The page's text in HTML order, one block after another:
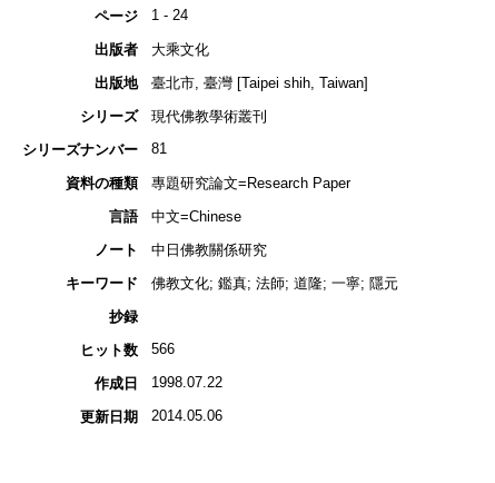
ページ 1 - 24
出版者
大乘文化
出版地
臺北市, 臺灣 [Taipei shih, Taiwan]
シリーズ
現代佛教學術叢刊
シリーズナンバー
81
資料の種類
專題研究論文=Research Paper
言語
中文=Chinese
ノート
中日佛教關係研究
キーワード
佛教文化; 鑑真; 法師; 道隆; 一寧; 隱元
抄録
ヒット数
566
作成日 1998.07.22
更新日期 2014.05.06